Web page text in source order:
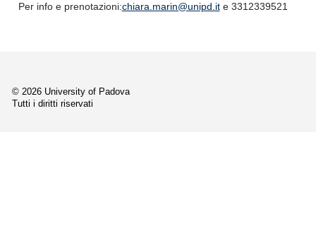
Per info e prenotazioni:chiara.marin@unipd.ite 3312339521
© 2026 University of Padova
Tutti i diritti riservati